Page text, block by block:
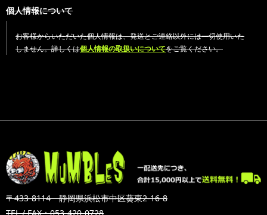
個人情報について
お客様からいただいた個人情報は、発送とご連絡以外には一切使用いた
しません。詳しくは個人情報の取扱いについてをご覧ください。
〒433-8114 静岡県浜松市中区葵東2-16-8
TEL / FAX：053-420-0728